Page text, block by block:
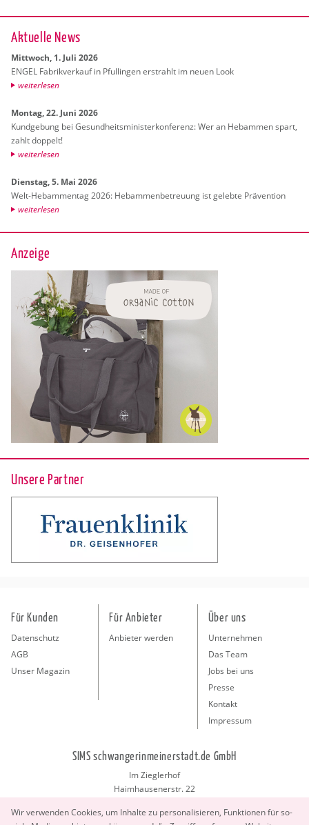
Ak­tu­el­le News
Mitt­woch, 1. Juli 2026
ENGEL Fa­brik­ver­kauf in Pful­lin­gen er­strahlt im neuen Look
wei­ter­le­sen
Mon­tag, 22. Juni 2026
Kund­ge­bung bei Ge­sund­heits­mi­nis­ter­kon­fe­renz: Wer an Heb­am­men spart,
zahlt dop­pelt!
wei­ter­le­sen
Diens­tag, 5. Mai 2026
Welt-Heb­am­men­tag 2026: Heb­am­men­be­treu­ung ist ge­leb­te Prä­ven­ti­on
wei­ter­le­sen
Anzeige
Unsere Partner
Wir ver­wen­den Coo­kies, um In­hal­te zu per­so­na­li­sie­ren, Funk­tio­nen für so­
Für Kunden
Datenschutz
AGB
Unser Magazin
Für Anbieter
Anbieter werden
Über uns
Unternehmen
Das Team
Jobs bei uns
Presse
Kontakt
Impressum
SIMS schwangerinmeinerstadt.de GmbH
Im Zieglerhof
Haimhausenerstr. 22
info@schwangerinmeinerstadt.de